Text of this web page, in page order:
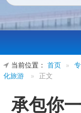
当前位置： 首页 »
化旅游
» 正文
承包你